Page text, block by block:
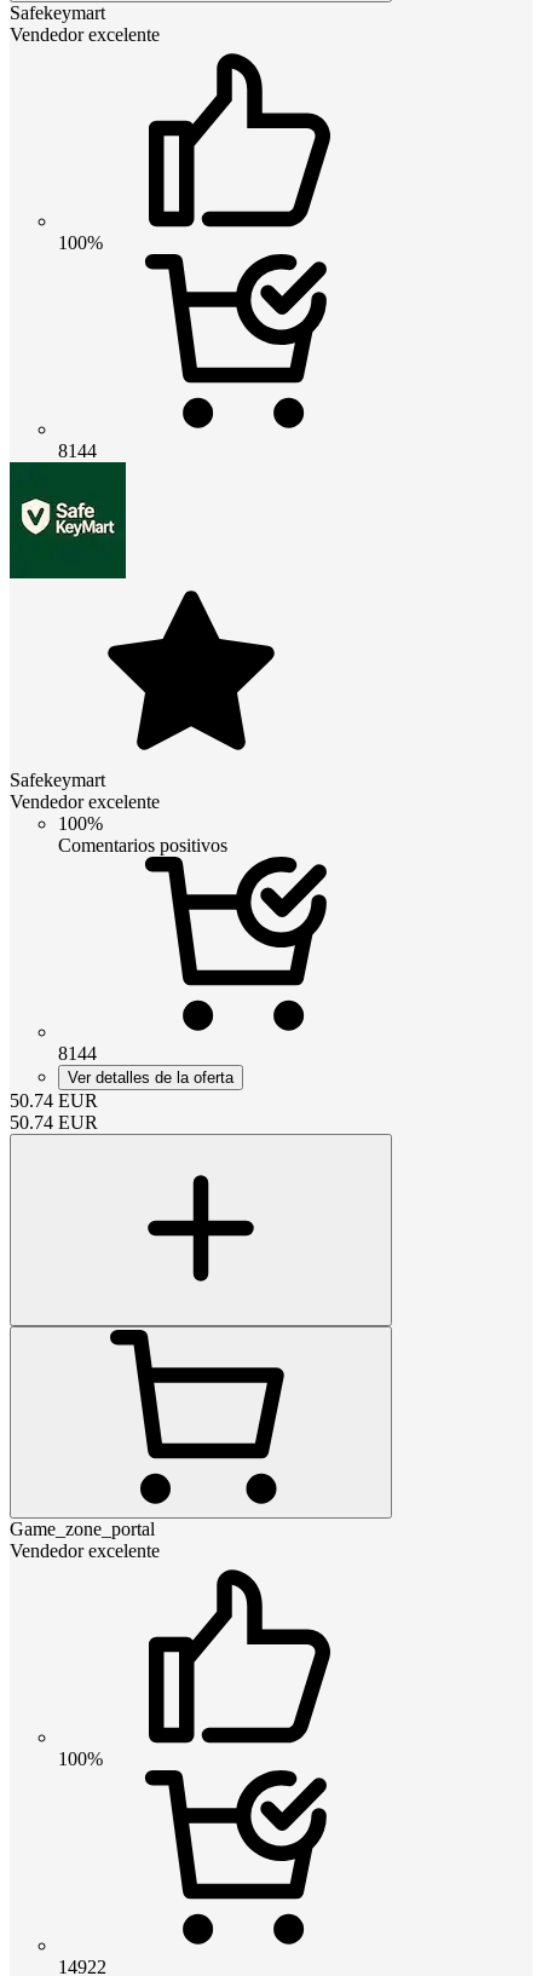
Safekeymart
Vendedor excelente
100%
8144
Safekeymart
Vendedor excelente
100%
Comentarios positivos
8144
Ver detalles de la oferta
50.74 EUR
50.74 EUR
Game_zone_portal
Vendedor excelente
100%
14922